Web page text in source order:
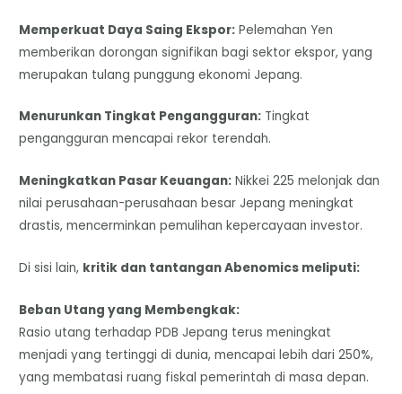
Memperkuat Daya Saing Ekspor: Pelemahan Yen
memberikan dorongan signifikan bagi sektor ekspor, yang
merupakan tulang punggung ekonomi Jepang.
Menurunkan Tingkat Pengangguran: Tingkat
pengangguran mencapai rekor terendah.
Meningkatkan Pasar Keuangan: Nikkei 225 melonjak dan
nilai perusahaan-perusahaan besar Jepang meningkat
drastis, mencerminkan pemulihan kepercayaan investor.
Di sisi lain, kritik dan tantangan Abenomics meliputi:
Beban Utang yang Membengkak:
Rasio utang terhadap PDB Jepang terus meningkat
menjadi yang tertinggi di dunia, mencapai lebih dari 250%,
yang membatasi ruang fiskal pemerintah di masa depan.